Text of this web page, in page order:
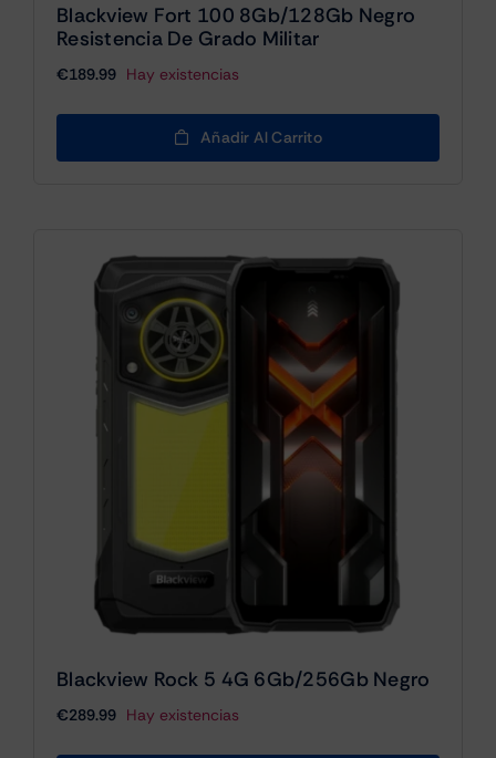
Blackview Fort 100 8Gb/128Gb Negro
Resistencia De Grado Militar
€189.99 Hay existencias
Añadir Al Carrito
Blackview Rock 5 4G 6Gb/256Gb Negro
€289.99 Hay existencias